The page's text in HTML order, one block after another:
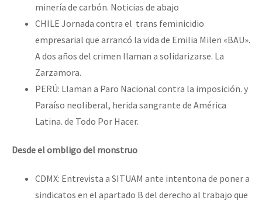
minería de carbón. Noticias de abajo
CHILE Jornada contra el trans feminicidio
empresarial que arrancó la vida de Emilia Milen «BAU».
A dos años del crimen llaman a solidarizarse. La
Zarzamora.
PERÚ: Llaman a Paro Nacional contra la imposición. y
Paraíso neoliberal, herida sangrante de América
Latina. de Todo Por Hacer.
Desde el ombligo del monstruo
CDMX: Entrevista a SITUAM ante intentona de poner a
sindicatos en el apartado B del derecho al trabajo que